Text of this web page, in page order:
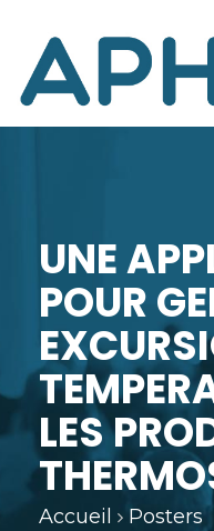
UNE
POUR
LES
Accueil
Posters